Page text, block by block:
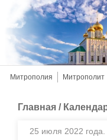
Митрополия Митрополит
Главная /
25 июля 2022 года.